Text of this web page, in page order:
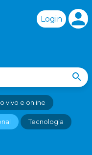
person
search
vivo e online
Tecnologia